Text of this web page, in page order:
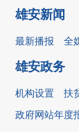
雄安新闻
最新播报 全
雄安政务
机构设置 扶
政府网站年度